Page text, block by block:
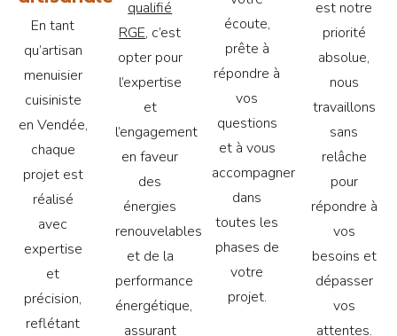
En tant
qu’artisan
menuisier
cuisiniste
en Vendée,
chaque
projet est
réalisé
avec
expertise
et
précision,
reflétant
qualifié
RGE, c’est
opter pour
l’expertise
et
l’engagement
en faveur
des
énergies
renouvelables
et de la
performance
énergétique,
assurant
écoute,
prête à
répondre à
vos
questions
et à vous
accompagner
dans
toutes les
phases de
votre
projet.
est notre
priorité
absolue,
nous
travaillons
sans
relâche
pour
répondre à
vos
besoins et
dépasser
vos
attentes.